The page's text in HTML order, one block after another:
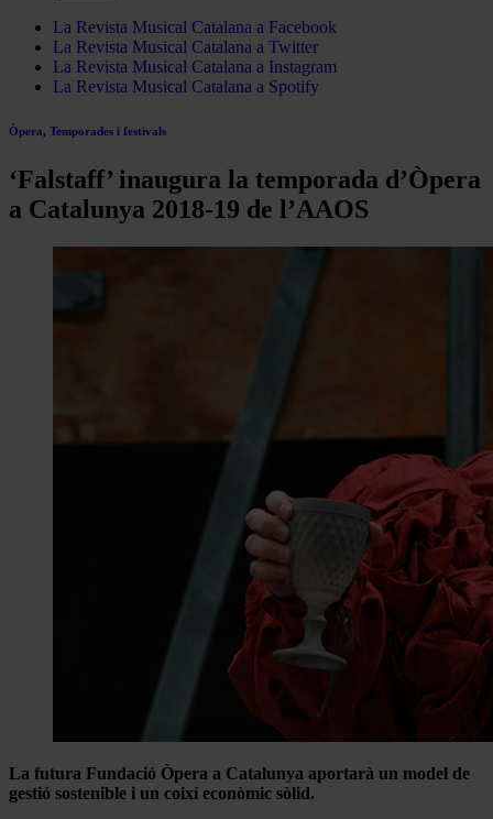
La Revista Musical Catalana a Facebook
La Revista Musical Catalana a Twitter
La Revista Musical Catalana a Instagram
La Revista Musical Catalana a Spotify
Òpera, Temporades i festivals
‘Falstaff’ inaugura la temporada d’Òpera
a Catalunya 2018-19 de l’AAOS
La futura Fundació Òpera a Catalunya aportarà un model de
gestió sostenible i un coixí econòmic sòlid.